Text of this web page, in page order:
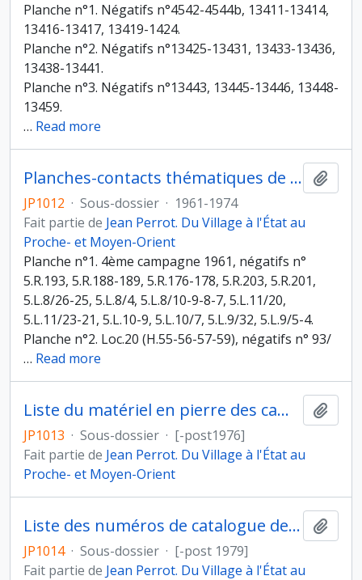
Planche n°1. Négatifs n°4542-4544b, 13411-13414,
13416-13417, 13419-1424.
Planche n°2. Négatifs n°13425-13431, 13433-13436,
13438-13441.
Planche n°3. Négatifs n°13443, 13445-13446, 13448-
13459.
… Read more
Planches-contacts thématiques de négatifs du musée Rockfeller
JP1012 · Sous-dossier · 1961-1974
Fait partie de Jean Perrot. Du Village à l'État au
Proche- et Moyen-Orient
Planche n°1. 4ème campagne 1961, négatifs n°
5.R.193, 5.R.188-189, 5.R.176-178, 5.R.203, 5.R.201,
5.L.8/26-25, 5.L.8/4, 5.L.8/10-9-8-7, 5.L.11/20,
5.L.11/23-21, 5.L.10-9, 5.L.10/7, 5.L.9/32, 5.L.9/5-4.
Planche n°2. Loc.20 (H.55-56-57-59), négatifs n° 93/
… Read more
Liste du matériel en pierre des campagnes de 1955-1961 et 1971-1976
JP1013 · Sous-dossier · [-post1976]
Fait partie de Jean Perrot. Du Village à l'État au
Proche- et Moyen-Orient
Liste des numéros de catalogue des campagnes de 1971 à 1979
JP1014 · Sous-dossier · [-post 1979]
Fait partie de Jean Perrot. Du Village à l'État au